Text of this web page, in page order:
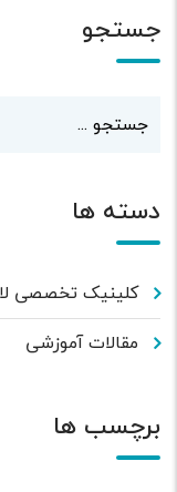
جستجو
دسته ها
کلینیک تخصصی
مقالات آموزشی
برچسب ها